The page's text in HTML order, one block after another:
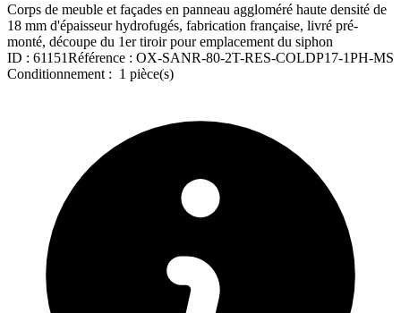
Corps de meuble et façades en panneau aggloméré haute densité de
18 mm d'épaisseur hydrofugés, fabrication française, livré pré-
monté, découpe du 1er tiroir pour emplacement du siphon
ID : 61151Référence : OX-SANR-80-2T-RES-COLDP17-1PH-MS
Conditionnement : 1 pièce(s)